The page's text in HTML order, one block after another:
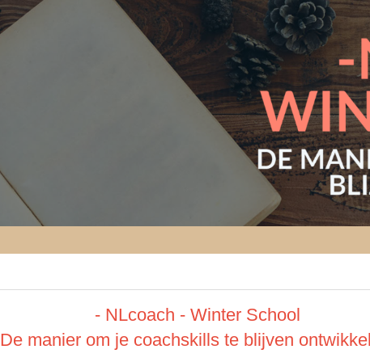
- NLcoach - Winter School
De manier om je coachskills te blijven